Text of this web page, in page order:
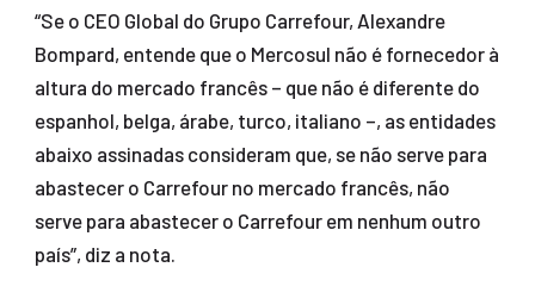
“Se o CEO Global do Grupo Carrefour, Alexandre
Bompard, entende que o Mercosul não é fornecedor à
altura do mercado francês – que não é diferente do
espanhol, belga, árabe, turco, italiano –, as entidades
abaixo assinadas consideram que, se não serve para
abastecer o Carrefour no mercado francês, não
serve para abastecer o Carrefour em nenhum outro
país”, diz a nota.